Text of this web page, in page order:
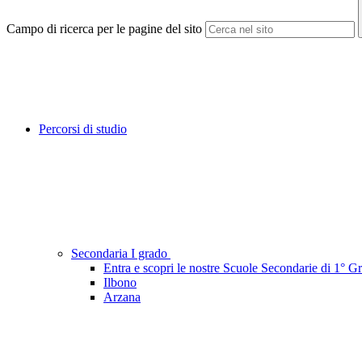
Campo di ricerca per le pagine del sito
Percorsi di studio
Secondaria I grado
Entra e scopri le nostre Scuole Secondarie di 1°
Ilbono
Arzana